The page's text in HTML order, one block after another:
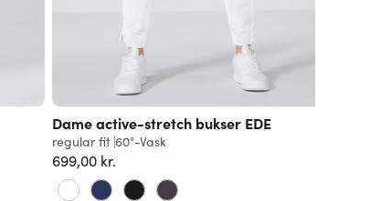
Dame active-stretch bukser EDE
regular fit 60°-Vask
699,00 kr.